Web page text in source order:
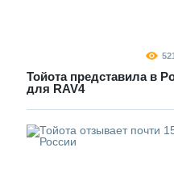
Тойота представила в
для RAV4